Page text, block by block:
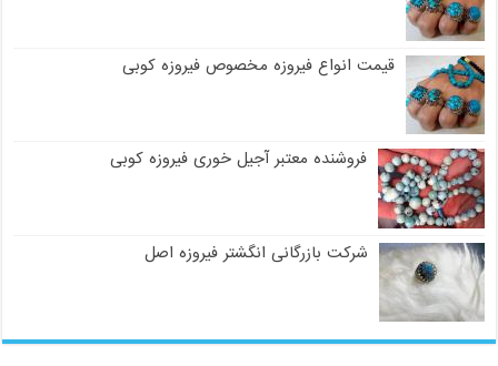
قیمت انواع فیروزه مخصوص فیروزه کوبی
فروشنده معتبر آجیل خوری فیروزه کوبی
شرکت بازرگانی انگشتر فیروزه اصل